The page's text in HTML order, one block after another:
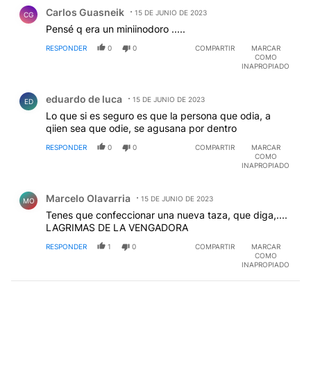
CG Carlos Guasneik 15 DE JUNIO DE 2023
Pensé q era un miniinodoro .....
RESPONDER 0 0 COMPARTIR
MARCAR
COMO
INAPROPIADO
ED eduardo de luca 15 DE JUNIO DE 2023
Lo que si es seguro es que la persona que odia, a
qiien sea que odie, se agusana por dentro
RESPONDER 0 0 COMPARTIR
MARCAR
COMO
INAPROPIADO
MO Marcelo Olavarria 15 DE JUNIO DE 2023
Tenes que confeccionar una nueva taza, que diga,....
LAGRIMAS DE LA VENGADORA
RESPONDER 1 0 COMPARTIR
MARCAR
COMO
INAPROPIADO